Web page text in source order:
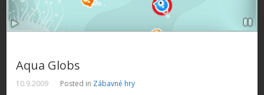
Aqua Globs
10.9.2009 Posted in Zábavné hry